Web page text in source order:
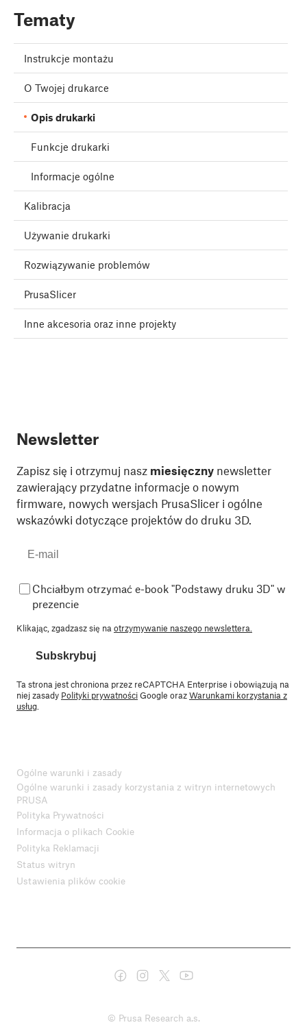
Tematy
Instrukcje montażu
O Twojej drukarce
Opis drukarki
Funkcje drukarki
Informacje ogólne
Kalibracja
Używanie drukarki
Rozwiązywanie problemów
PrusaSlicer
Inne akcesoria oraz inne projekty
Newsletter
Zapisz się i otrzymuj nasz miesięczny newsletter
zawierający przydatne informacje o nowym
firmware, nowych wersjach PrusaSlicer i ogólne
wskazówki dotyczące projektów do druku 3D.
Chciałbym otrzymać e-book "Podstawy druku 3D" w
prezencie
Klikając, zgadzasz się naotrzymywanie naszego newslettera.
Subskrybuj
Ta strona jest chroniona przez reCAPTCHA Enterprise i obowiązują na
niej zasady Polityki prywatnościGoogle orazWarunkami korzystania z
usług.
Ogólne warunki i zasady
Ogólne warunki i zasady korzystania z witryn internetowych
PRUSA
Polityka Prywatności
Informacja o plikach Cookie
Polityka Reklamacji
Status witryn
Ustawienia plików cookie
© Prusa Research a.s.